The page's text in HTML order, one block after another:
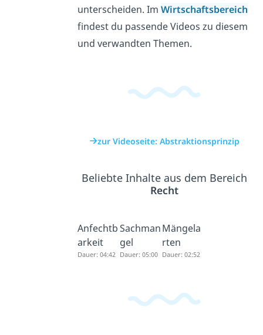
unterscheiden. ImWirtschaftsbereich
findest du passende Videos zu diesem
und verwandten Themen.
zur Videoseite: Abstraktionsprinzip
Beliebte Inhalte aus dem Bereich
Recht
Anfechtb
arkeit
Dauer: 04:42
Sachman
gel
Dauer: 05:00
Mängela
rten
Dauer: 02:52